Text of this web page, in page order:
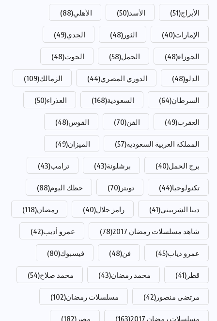
الأبراج(51) الأسد(50) الأهلي(88)
الإمارات(40) الثور (48) الجدي(49)
الجوزاء(48) الحمل(58) الحوت(48)
الدلو(48) الدوري المصري(44) الزمالك(109)
السرطان(64) السعودية(168) العذراء(50)
العقرب(49) الفن(70) القوس(48)
المملكة العربية السعودية(57) الميزان(49)
برج الحمل(40) برشلونة(43) ترامب(43)
تكنولوجيا(44) تويتر (70) حظك اليوم(88)
دينا الشربيني(41) رامز جلال(40) رمضان(118)
شاهد مسلسلات رمضان 2017 (78) عمرو أديب(42)
عمرو دياب(45) فن(48) فيسبوك(80)
قطر (41) محمد رمضان(43) محمد صلاح(54)
مرتضى منصور (42) مسلسلات رمضان(102)
مسلسلات رمضان 2017 (163) مصر (182)